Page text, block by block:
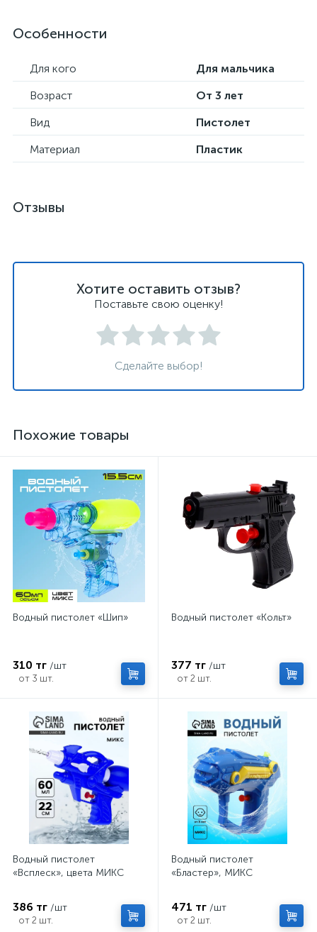
Особенности
Для кого
Для мальчика
Возраст
От 3 лет
Вид
Пистолет
Материал
Пластик
Отзывы
Хотите оставить отзыв?
Поставьте свою оценку!
Сделайте выбор!
Похожие товары
Водный пистолет «Шип»
310 тг /шт
от 3 шт.
Водный пистолет «Кольт»
377 тг /шт
от 2 шт.
Водный пистолет
«Всплеск», цвета МИКС
386 тг /шт
от 2 шт.
Водный пистолет
«Бластер», МИКС
471 тг /шт
от 2 шт.